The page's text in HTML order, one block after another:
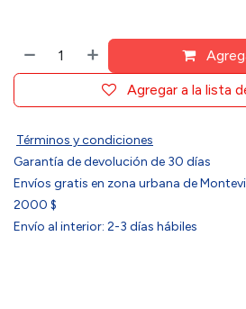
Agregar a la lista
Términos y condiciones
Garantía de devolución de 30 días
Envíos gratis en zona urbana de
2000 $
Envío al interior: 2-3 días hábiles